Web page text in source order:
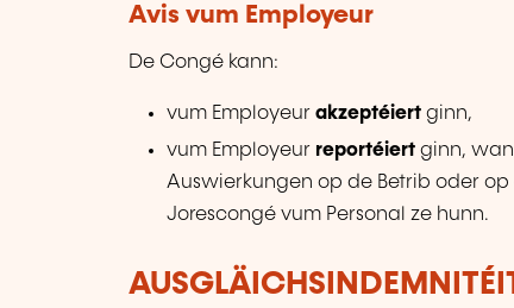
Avis vum Employeur
De Congé kann:
vum Employeurakzeptéiert ginn,
vum Employeur reportéiert ginn,
Auswierkungen op de Betrib oder
Jorescongé vum Personal ze hunn.